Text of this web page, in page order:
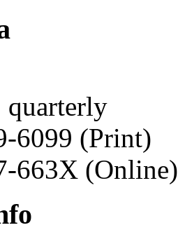
quarterly
6099 (Print)
663X (Online)